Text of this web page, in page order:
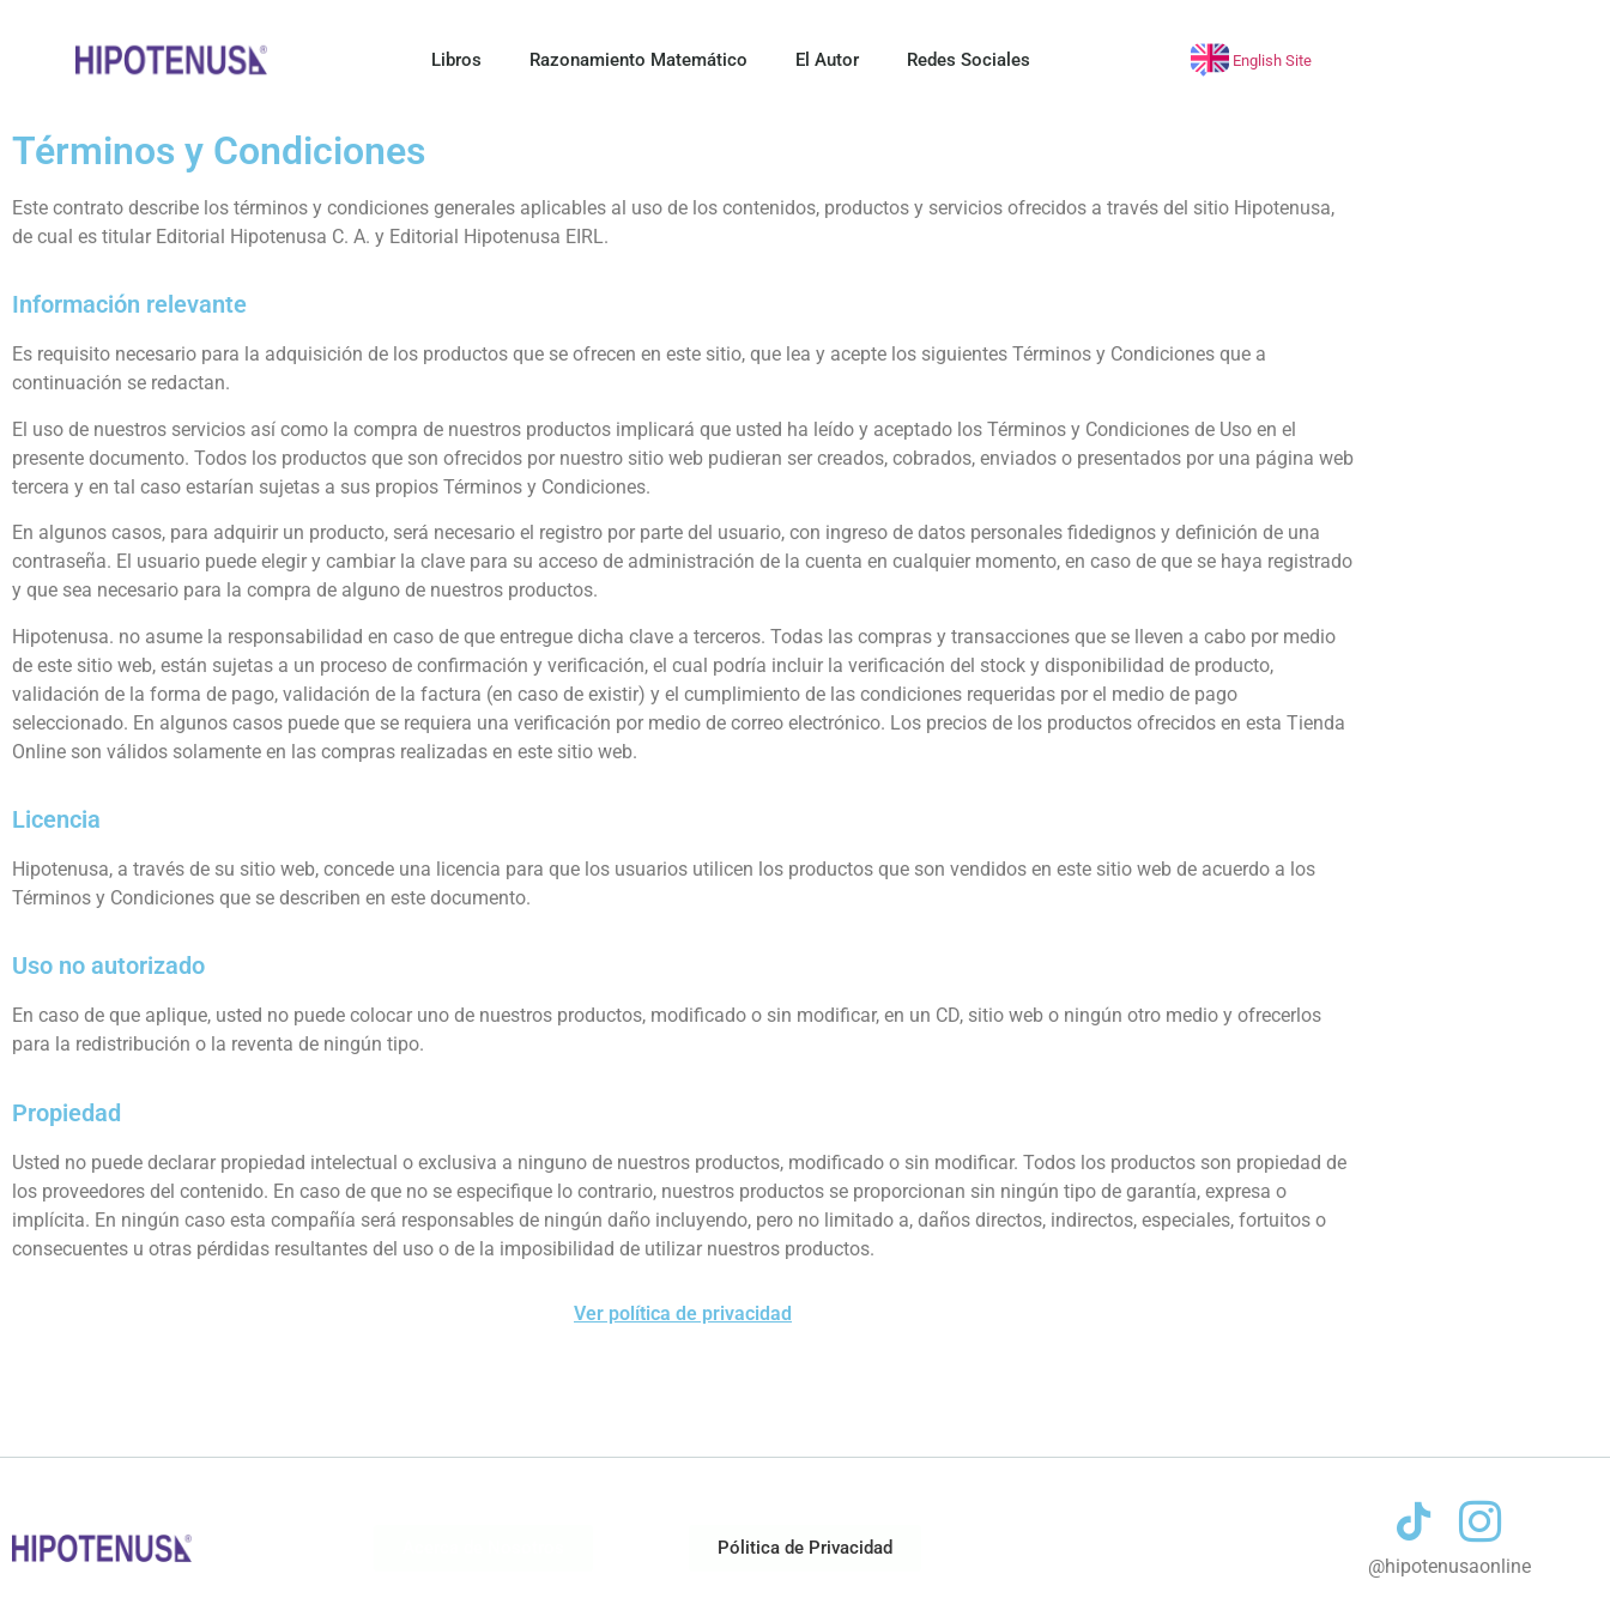
Libros Razonamiento Matemático El Autor Redes Sociales English Site
Términos y Condiciones
Este contrato describe los términos y condiciones generales aplicables al uso de los contenidos, productos y servicios ofrecidos a través del sitio Hipotenusa,
de cual es titular Editorial Hipotenusa C. A. y Editorial Hipotenusa EIRL.
Información relevante
Es requisito necesario para la adquisición de los productos que se ofrecen en este sitio, que lea y acepte los siguientes Términos y Condiciones que a
continuación se redactan.
El uso de nuestros servicios así como la compra de nuestros productos implicará que usted ha leído y aceptado los Términos y Condiciones de Uso en el
presente documento. Todos los productos que son ofrecidos por nuestro sitio web pudieran ser creados, cobrados, enviados o presentados por una página web
tercera y en tal caso estarían sujetas a sus propios Términos y Condiciones.
En algunos casos, para adquirir un producto, será necesario el registro por parte del usuario, con ingreso de datos personales fidedignos y definición de una
contraseña. El usuario puede elegir y cambiar la clave para su acceso de administración de la cuenta en cualquier momento, en caso de que se haya registrado
y que sea necesario para la compra de alguno de nuestros productos.
Hipotenusa. no asume la responsabilidad en caso de que entregue dicha clave a terceros. Todas las compras y transacciones que se lleven a cabo por medio
de este sitio web, están sujetas a un proceso de confirmación y verificación, el cual podría incluir la verificación del stock y disponibilidad de producto,
validación de la forma de pago, validación de la factura (en caso de existir) y el cumplimiento de las condiciones requeridas por el medio de pago
seleccionado. En algunos casos puede que se requiera una verificación por medio de correo electrónico. Los precios de los productos ofrecidos en esta Tienda
Online son válidos solamente en las compras realizadas en este sitio web.
Licencia
Hipotenusa, a través de su sitio web, concede una licencia para que los usuarios utilicen los productos que son vendidos en este sitio web de acuerdo a los
Términos y Condiciones que se describen en este documento.
Uso no autorizado
En caso de que aplique, usted no puede colocar uno de nuestros productos, modificado o sin modificar, en un CD, sitio web o ningún otro medio y ofrecerlos
para la redistribución o la reventa de ningún tipo.
Propiedad
Usted no puede declarar propiedad intelectual o exclusiva a ninguno de nuestros productos, modificado o sin modificar. Todos los productos son propiedad de
los proveedores del contenido. En caso de que no se especifique lo contrario, nuestros productos se proporcionan sin ningún tipo de garantía, expresa o
implícita. En ningún caso esta compañía será responsables de ningún daño incluyendo, pero no limitado a, daños directos, indirectos, especiales, fortuitos o
consecuentes u otras pérdidas resultantes del uso o de la imposibilidad de utilizar nuestros productos.
Ver política de privacidad
Pólitica de Privacidad
@hipotenusaonline